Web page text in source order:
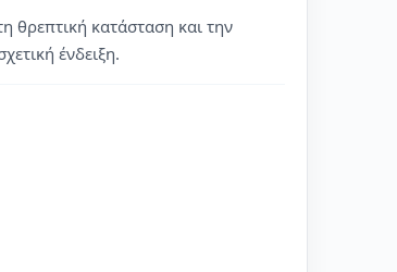
θρεπτική κατάσταση και την
ένδειξη.